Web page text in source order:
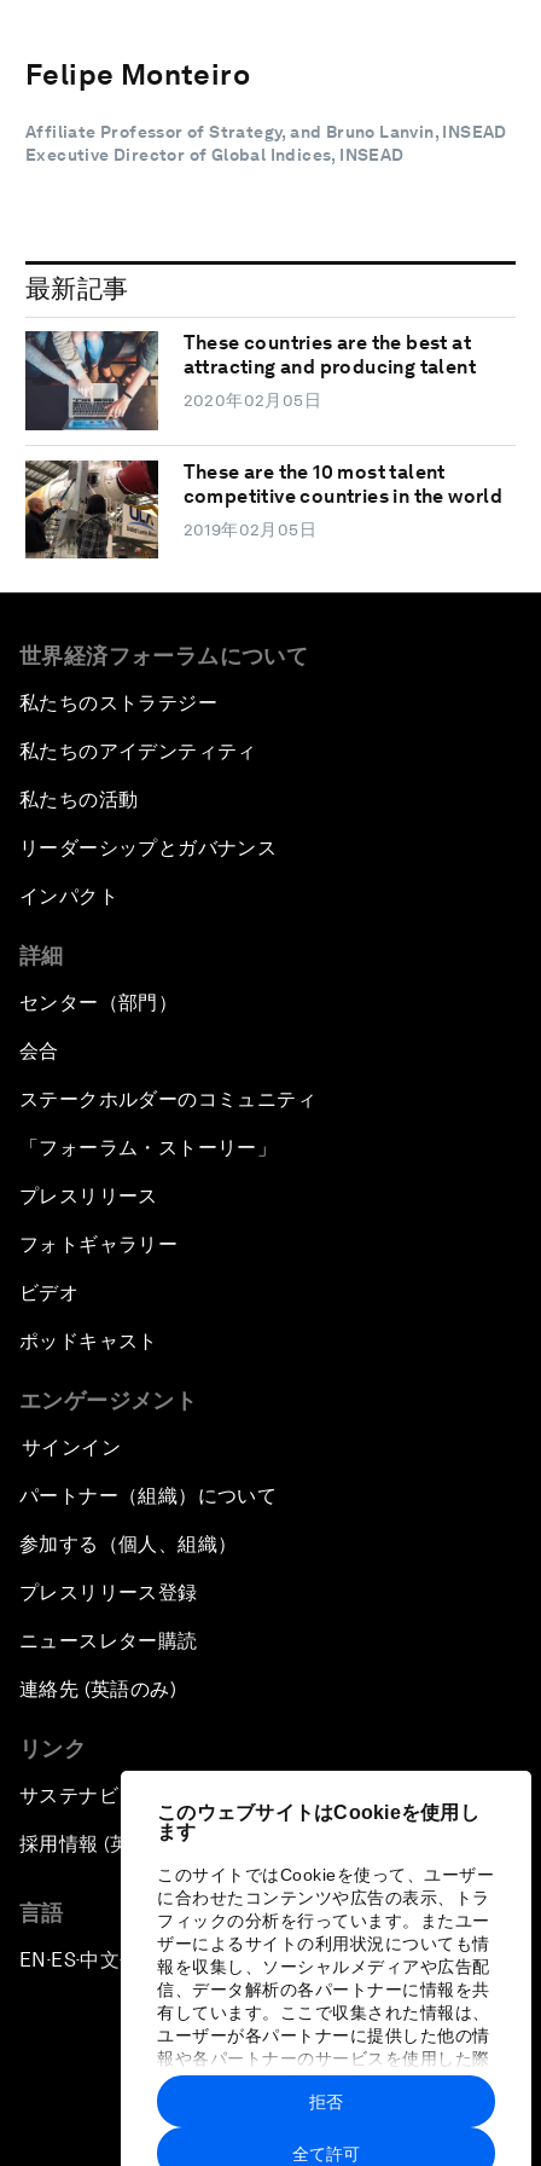
このウェブサイトはCookieを使用し
ます
このサイトではCookieを使って、ユーザー
に合わせたコンテンツや広告の表示、トラ
フィックの分析を行っています。またユー
ザーによるサイトの利用状況についても情
報を収集し、ソーシャルメディアや広告配
信、データ解析の各パートナーに情報を共
有しています。ここで収集された情報は、
ユーザーが各パートナーに提供した他の情
報や各パートナーのサービスを使用した際
に収集された情報と組み合わされ、各パー
トナーによって使用されることがありま
す。
全て許可
拒否
Felipe Monteiro
Affiliate Professor of Strategy, and Bruno Lanvin, INSEAD
Executive Director of Global Indices, INSEAD
最新記事
These countries are the best at
attracting and producing talent
2020年02月05日
These are the 10 most talent
competitive countries in the world
2019年02月05日
世界経済フォーラムについて
私たちのストラテジー
私たちのアイデンティティ
私たちの活動
リーダーシップとガバナンス
インパクト
詳細
センター（部門）
会合
ステークホルダーのコミュニティ
「フォーラム・ストーリー」
プレスリリース
フォトギャラリー
ビデオ
ポッドキャスト
エンゲージメント
サインイン
パートナー（組織）について
参加する（個人、組織）
プレスリリース登録
ニュースレター購読
連絡先 (英語のみ)
リンク
サステナビリティへの取り組み
採用情報 (英語のみ)
言語
EN ▪ES▪中文▪ 日本語
プライバシーポリシーと利用規約